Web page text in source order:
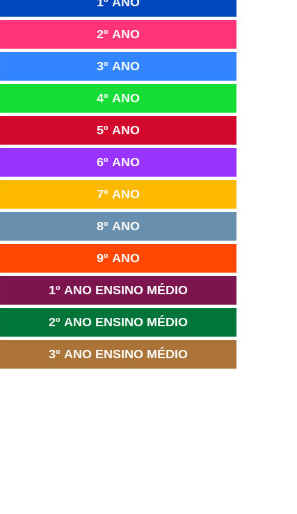
2º ANO
3º ANO
4º ANO
5º ANO
6º ANO
7º ANO
8º ANO
9º ANO
1º ANO ENSINO MÉDIO
2º ANO ENSINO MÉDIO
3º ANO ENSINO MÉDIO